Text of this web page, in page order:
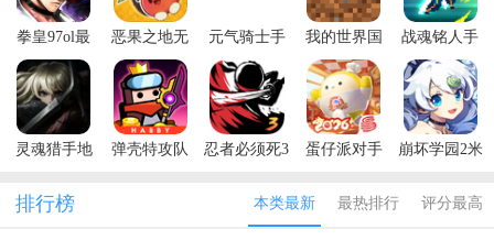
拳皇97ol最
新版本
恶果之地无
限技能破解
版
元气骑士手
游正版
我的世界国
际服官方正
版
战魂铭人手
游
灵魂猎手地
最新版本
(Soul
弹壳特攻队
忍者必须死3
蛋仔派对手
崩坏学园2米
排行榜 本类最新 最热排行 评分最高